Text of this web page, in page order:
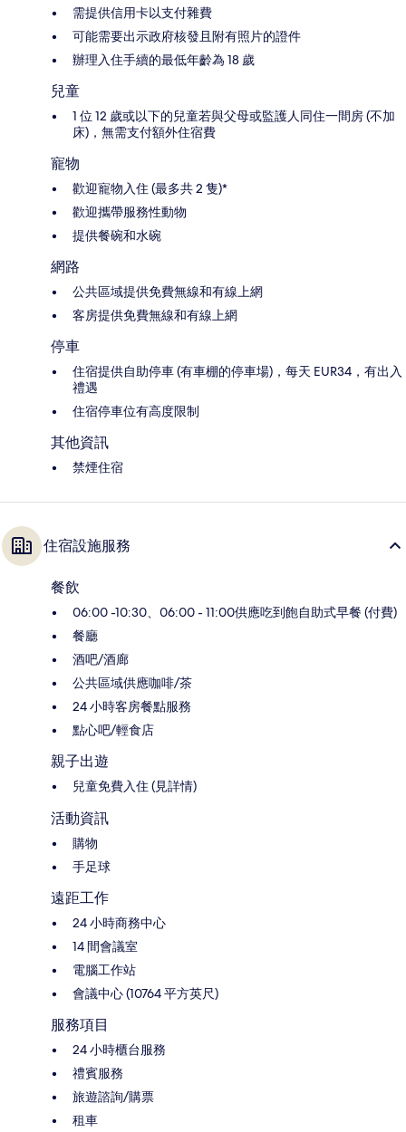
需提供信用卡以支付雜費
可能需要出示政府核發且附有照片的證件
辦理入住手續的最低年齡為 18 歲
兒童
1 位 12 歲或以下的兒童若與父母或監護人同住一間房 (不加
床)，無需支付額外住宿費
寵物
歡迎寵物入住 (最多共 2 隻)*
歡迎攜帶服務性動物
提供餐碗和水碗
網路
公共區域提供免費無線和有線上網
客房提供免費無線和有線上網
停車
住宿提供自助停車 (有車棚的停車場)，每天 EUR34，有出入
禮遇
住宿停車位有高度限制
其他資訊
禁煙住宿
住宿設施服務
餐飲
06:00 -10:30、06:00 - 11:00供應吃到飽自助式早餐 (付費)
餐廳
酒吧/酒廊
公共區域供應咖啡/茶
24 小時客房餐點服務
點心吧/輕食店
親子出遊
兒童免費入住 (見詳情)
活動資訊
購物
手足球
遠距工作
24 小時商務中心
14 間會議室
電腦工作站
會議中心 (10764 平方英尺)
服務項目
24 小時櫃台服務
禮賓服務
旅遊諮詢/購票
租車